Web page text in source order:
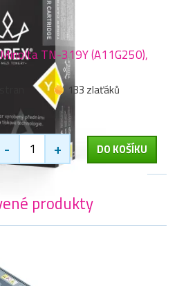
TN-319Y (A11G250),
133 zlaťáků
- + DO KOŠÍKU
produkty